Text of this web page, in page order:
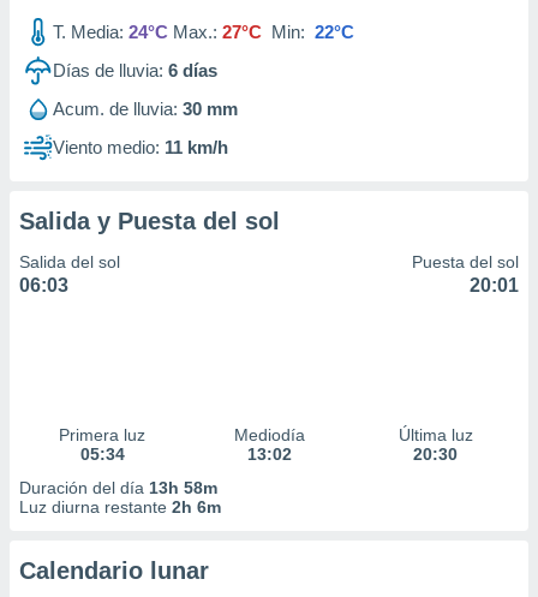
T. Media: 24°C Max.: 27°C Min: 22°C
Días de lluvia: 6 días
Acum. de lluvia: 30 mm
Viento medio: 11 km/h
Salida y Puesta del sol
Salida del sol
06:03
Puesta del sol
20:01
Primera luz
05:34
Mediodía
13:02
Última luz
20:30
Duración del día 13h 58m
Luz diurna restante 2h 6m
Calendario lunar